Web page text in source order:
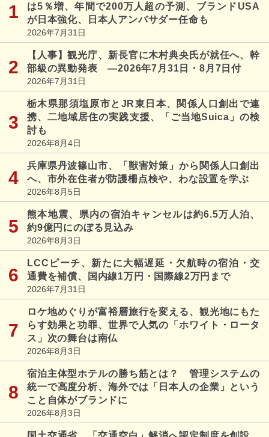
は5％増、年間で200万人超の予測、ブランドUSA
が日本強化、日本人アンバサダー任命も
2026年7月31日
【人事】観光庁、新長官に木村典央氏が就任へ、幹
部級の異動発表 ―2026年7月31日・8月7日付
2026年7月31日
栃木県那須塩原市とJR東日本、関係人口創出で連
携、二地域居住の実践支援、「ご当地Suica」の検
討も
2026年8月4日
兵庫県丹波篠山市、「獣害対策」から関係人口創出
へ、市外在住者が防護柵点検や、わな設置を学ぶ
2026年8月5日
熊本地震、県内の宿泊キャンセルは約6.5万人泊、
約9億円にのぼる見込み
2026年8月3日
LCCピーチ、新たに大幅遅延・欠航時の宿泊・交
通費を補償、国内線1万円・国際線2万円まで
2026年7月31日
ロケ地めぐりが富裕層旅行を変える、観光地にもた
らす効果と功罪、世界で人気の「ホワイト・ロータ
ス」次の舞台は南仏
2026年8月3日
宿泊主体型ホテルの勝ち筋とは？ 管理システムの
統一で高度分析、海外では「日本人の企業」という
こと自体がブランドに
2026年8月3日